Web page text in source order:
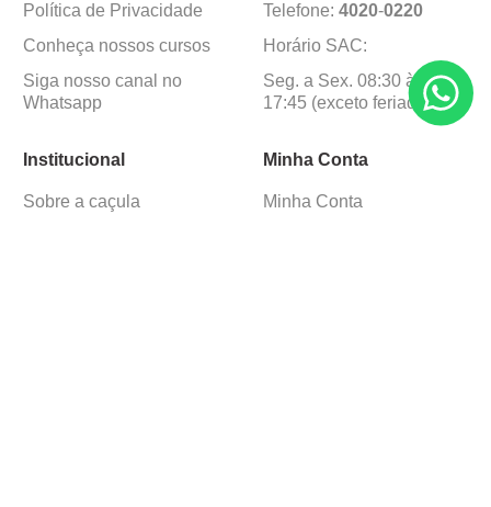
Política de Privacidade
Conheça nossos cursos
Siga nosso canal no
Whatsapp
Telefone: 4020-0220
Horário SAC:
Seg. a Sex. 08:30 às
17:45 (exceto feriados)
Institucional
Sobre a caçula
Minha Conta
Minha Conta